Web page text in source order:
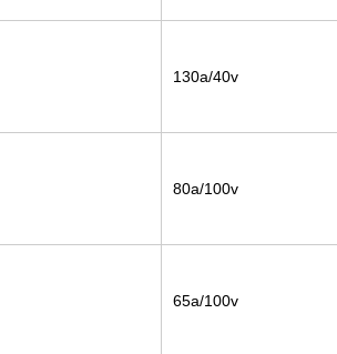
130a/40v
80a/100v
65a/100v